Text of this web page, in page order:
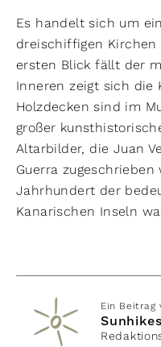
Es handelt sich um
dreischiffigen Kirchen
ersten Blick fällt der
Inneren zeigt sich die
Holzdecken sind im
großer
Altarbilder, die Juan
Guerra zugeschrieben
Jahrhundert der
Kanarischen Inseln
Ein Beitrag
Sunhikes